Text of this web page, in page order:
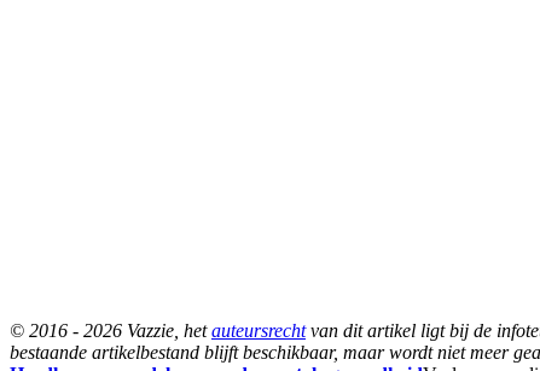
© 2016 - 2026 Vazzie, hetauteursrechtvan dit artikel ligt bij de
bestaande artikelbestand blijft beschikbaar, maar wordt niet meer